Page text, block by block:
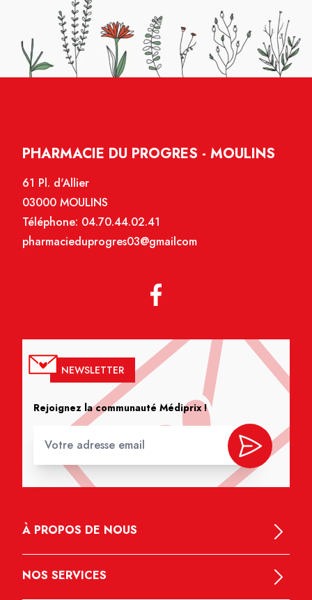
PHARMACIE DU PROGRES - MOULINS
61 Pl. d'Allier
03000 MOULINS
Téléphone: 04.70.44.02.41
pharmacieduprogres03@gmailcom
NEWSLETTER
Rejoignez la communauté Médiprix !
À PROPOS DE NOUS
NOS SERVICES